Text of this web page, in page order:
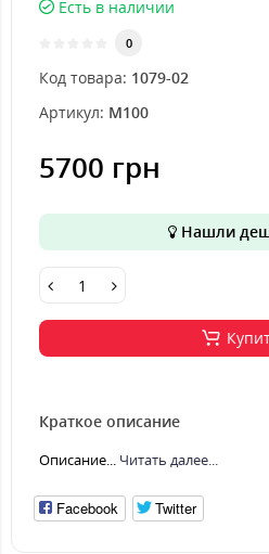
Есть в наличии
0
Код товара: 1079-02
Артикул: M100
5700 грн
Нашли
Краткое описание
Описание... Читать далее...
Facebook Twitter